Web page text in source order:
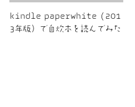
kindle paperwhite (201
3年版）で自炊本を読んでみた